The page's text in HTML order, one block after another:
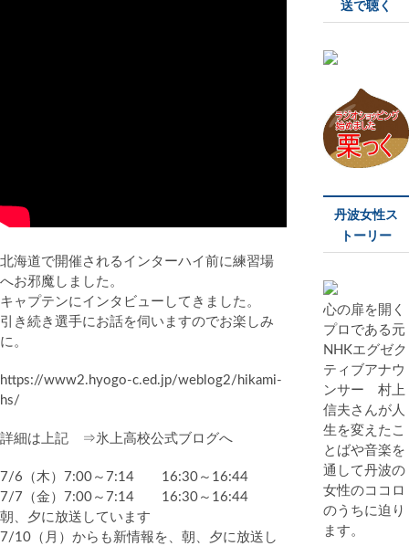
北海道で開催されるインターハイ前に練習場
へお邪魔しました。
キャプテンにインタビューしてきました。
引き続き選手にお話を伺いますのでお楽しみ
に。
https://www2.hyogo-c.ed.jp/weblog2/hikami-
hs/
詳細は上記 ⇒氷上高校公式ブログへ
7/6（木）7:00～7:14 16:30～16:44
7/7（金）7:00～7:14 16:30～16:44
朝、夕に放送しています
7/10（月）からも新情報を、朝、夕に放送し
送で聴く
丹波女性ス
トーリー
心の扉を開く
プロである元
NHKエグゼク
ティブアナウ
ンサー 村上
信夫さんが人
生を変えたこ
とばや音楽を
通して丹波の
女性のココロ
のうちに迫り
ます。